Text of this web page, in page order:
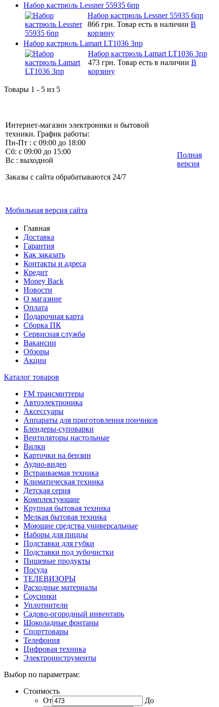
Набор кастрюль Lessner 55935 6пр
Набор кастрюль Lessner 55935 6пр
866 грн. Товар есть в наличии В
корзину
Набор кастрюль Lamart LT1036 3пр
Набор кастрюль Lamart LT1036 3пр
473 грн. Товар есть в наличии В
корзину
Товары 1 - 5 из 5
Интернет-магазин электроники и бытовой
техники. График работы:
Пн-Пт : с 09:00 до 18:00
Сб: с 09:00 до 15:00
Вс : выходной
Заказы с сайта обрабатываются 24/7
Мобильная версия сайта
Полная
версия
Главная
Доставка
Гарантия
Как заказать
Контакты и адреса
Кредит
Money Back
Новости
О магазине
Оплата
Подарочная карта
Сборка ПК
Сервисная служба
Вакансии
Обзоры
Акции
Каталог товаров
FM трансмиттеры
Автоэлектроника
Аксессуары
Аппараты для приготовления пончиков
Блендеры-суповарки
Вентиляторы настольные
Вилки
Карточки на бензин
Аудио-видео
Встраиваемая техника
Климатическая техника
Детская серия
Комплектующие
Крупная бытовая техника
Мелкая бытовая техника
Моющие средства универсальные
Наборы для пиццы
Подставки для губки
Подставки под зубочистки
Пищевые продукты
Посуда
ТЕЛЕВИЗОРЫ
Расходные материалы
Соусники
Уплотнители
Садово-огородный инвентарь
Шоколадные фонтаны
Спорттовары
Телефония
Цифровая техника
Электроинструменты
Выбор по параметрам:
Стоимость
От
До